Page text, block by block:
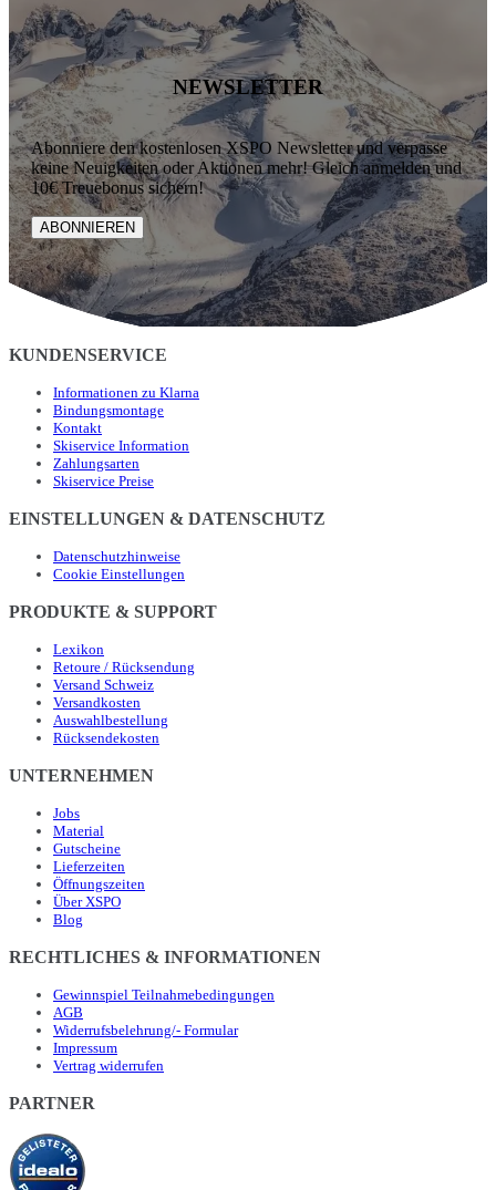
NEWSLETTER
Abonniere den kostenlosen XSPO Newsletter und verpasse
keine Neuigkeiten oder Aktionen mehr! Gleich anmelden und
10€ Treuebonus sichern!
ABONNIEREN
KUNDENSERVICE
Informationen zu Klarna
Bindungsmontage
Kontakt
Skiservice Information
Zahlungsarten
Skiservice Preise
EINSTELLUNGEN & DATENSCHUTZ
Datenschutzhinweise
Cookie Einstellungen
PRODUKTE & SUPPORT
Lexikon
Retoure / Rücksendung
Versand Schweiz
Versandkosten
Auswahlbestellung
Rücksendekosten
UNTERNEHMEN
Jobs
Material
Gutscheine
Lieferzeiten
Öffnungszeiten
Über XSPO
Blog
RECHTLICHES & INFORMATIONEN
Gewinnspiel Teilnahmebedingungen
AGB
Widerrufsbelehrung/- Formular
Impressum
Vertrag widerrufen
PARTNER